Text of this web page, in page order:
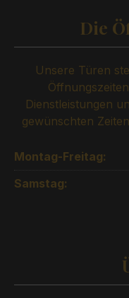
Die
Unsere Türen
Dienstleistungen
gewünschten
Montag-Freitag:
Samstag: